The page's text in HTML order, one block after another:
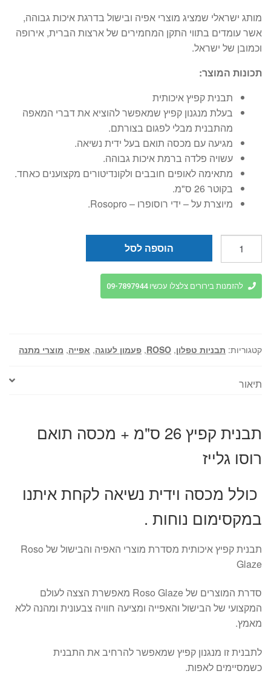
מותג ישראלי שמציג מוצרי אפיה ובישול בדרגת איכות גבוהה,
אשר עומדים בתווי התקן המחמירים של ארצות הברית, אירופה
וכמובן של ישראל.
תכונות המוצר:
תבנית קפיץ איכותית
בעלת מנגנון קפיץ שמאפשר להוציא את דברי המאפה
מהתבנית מבלי לפגום בצורתם.
מגיעה עם מכסה תואם בעל ידית נשיאה.
עשויה פלדה ברמת איכות גבוהה.
מתאימה לאופים חובבים ולקונדיטורים מקצוענים כאחד.
בקוטר 26 ס"מ.
מיוצרת על – ידי רוסופרו – Rosopro.
תבנית
קפיץ
26
מכסה
הוספה לסל
להזמנות בירורים צלצלו עכשיו 09-7897944
קטגוריות: תבניות טפלון,
ROSO
, פעמון לעוגה, אפייה, מוצרי מתנה
תיאור
תבנית קפיץ 26 ס"מ + מכסה תואם
רוסו גלייז
כולל מכסה וידית נשיאה לקחת איתנו
במקסימום נוחות .
תבנית קפיץ איכותית מסדרת מוצרי האפיה והבישול של Roso
Glaze
סדרת המוצרים של Roso Glaze מאפשרת הצצה לעולם
המקצועי של הבישול והאפייה ומציעה חוויה צבעונית ומהנה ללא
מאמץ.
לתבנית זו מנגנון קפיץ שמאפשר להרחיב את התבנית
כשמסיימים לאפות.